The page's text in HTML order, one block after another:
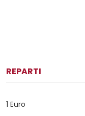
REPARTI
1 Euro